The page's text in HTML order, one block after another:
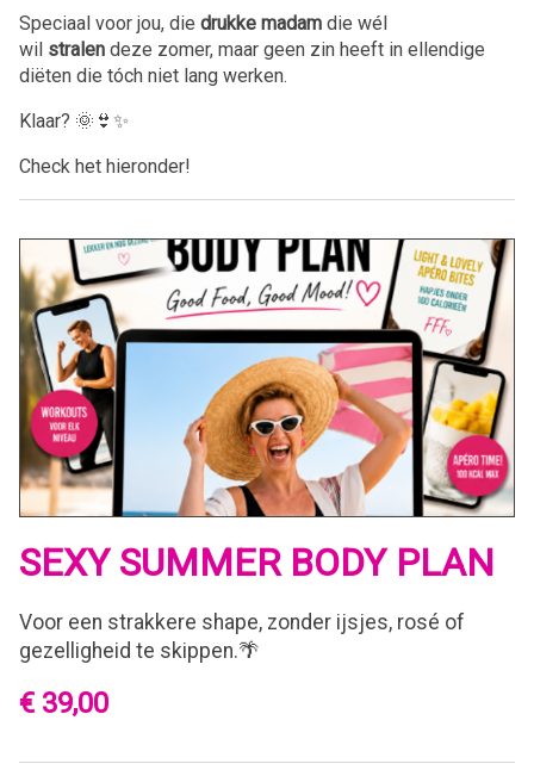
Speciaal voor jou, die drukke madam die wél
wil stralen deze zomer, maar geen zin heeft in ellendige
diëten die tóch niet lang werken.
Klaar? 🌞👙✨
Check het hieronder!
SEXY SUMMER BODY PLAN
Voor een strakkere shape, zonder ijsjes, rosé of
gezelligheid te skippen.🌴
€ 39,00